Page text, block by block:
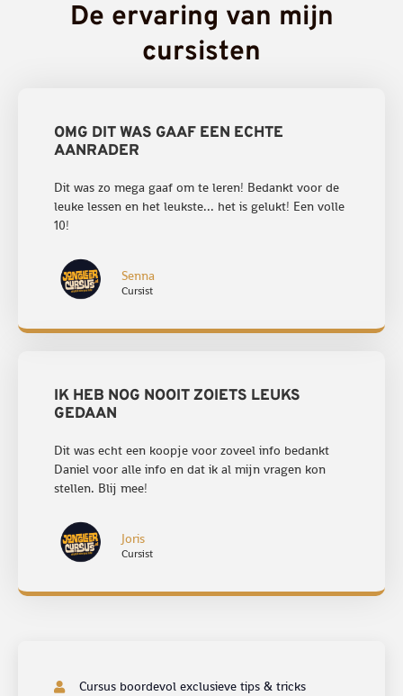
De ervaring van mijn
cursisten
OMG DIT WAS GAAF EEN ECHTE
AANRADER
Dit was zo mega gaaf om te leren! Bedankt voor de
leuke lessen en het leukste... het is gelukt! Een volle
10!
Senna
Cursist
IK HEB NOG NOOIT ZOIETS LEUKS
GEDAAN
Dit was echt een koopje voor zoveel info bedankt
Daniel voor alle info en dat ik al mijn vragen kon
stellen. Blij mee!
Joris
Cursist
Cursus boordevol exclusieve tips & tricks